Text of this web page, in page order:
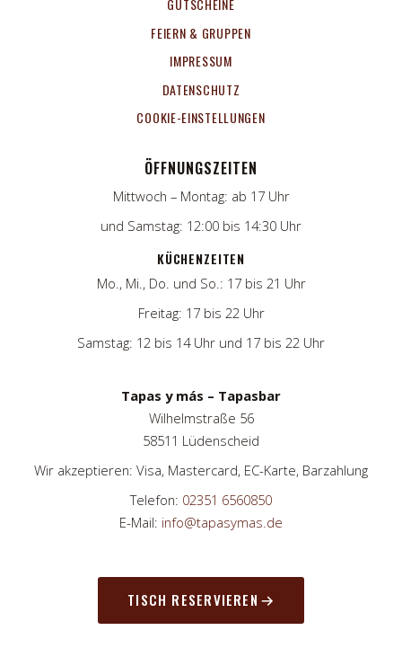
GUTSCHEINE
FEIERN & GRUPPEN
IMPRESSUM
DATENSCHUTZ
COOKIE-EINSTELLUNGEN
ÖFFNUNGSZEITEN
Mittwoch – Montag: ab 17 Uhr
und Samstag: 12:00 bis 14:30 Uhr
KÜCHENZEITEN
Mo., Mi., Do. und So.: 17 bis 21 Uhr
Freitag: 17 bis 22 Uhr
Samstag: 12 bis 14 Uhr und 17 bis 22 Uhr
Tapas y más – Tapasbar
Wilhelmstraße 56
58511 Lüdenscheid
Wir akzeptieren: Visa, Mastercard, EC-Karte, Barzahlung
Telefon: 02351 6560850
E-Mail: info@tapasymas.de
TISCH RESERVIEREN